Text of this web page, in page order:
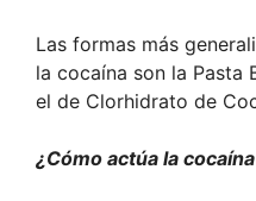
Las formas más
la cocaína son la Pasta
el de Clorhidrato de
¿Cómo actúa la